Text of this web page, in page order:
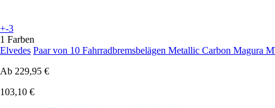
+-3
1 Farben
Elvedes Paar von 10 Fahrradbremsbelägen Metallic Carbon
Ab 229,95 €
103,10 €